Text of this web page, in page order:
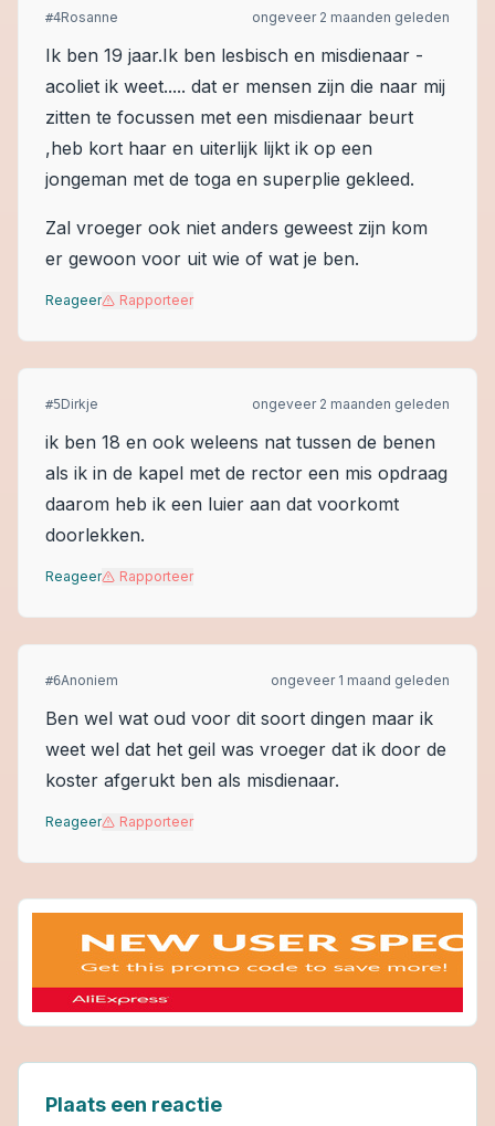
#4Rosanne ongeveer 2 maanden geleden
Ik ben 19 jaar.Ik ben lesbisch en misdienaar -
acoliet ik weet..... dat er mensen zijn die naar mij
zitten te focussen met een misdienaar beurt
,heb kort haar en uiterlijk lijkt ik op een
jongeman met de toga en superplie gekleed.
Zal vroeger ook niet anders geweest zijn kom
er gewoon voor uit wie of wat je ben.
Reageer Rapporteer
#5Dirkje ongeveer 2 maanden geleden
ik ben 18 en ook weleens nat tussen de benen
als ik in de kapel met de rector een mis opdraag
daarom heb ik een luier aan dat voorkomt
doorlekken.
Reageer Rapporteer
#6Anoniem ongeveer 1 maand geleden
Ben wel wat oud voor dit soort dingen maar ik
weet wel dat het geil was vroeger dat ik door de
koster afgerukt ben als misdienaar.
Reageer Rapporteer
Plaats een reactie